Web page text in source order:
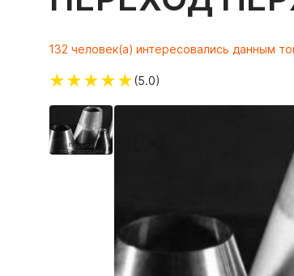
132 человек(а) интересовались данным
★★★★★(5.0)